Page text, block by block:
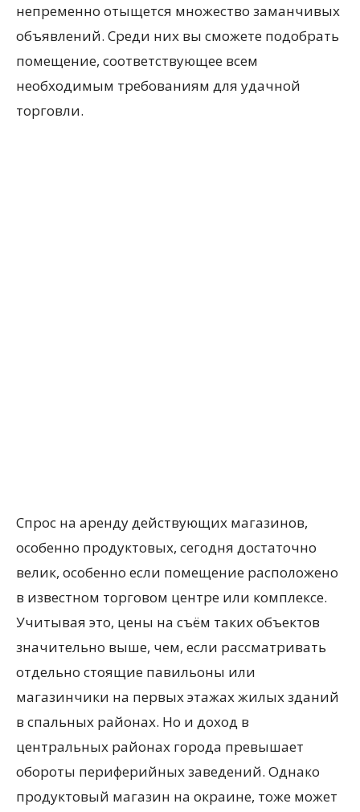
непременно отыщется множество заманчивых
объявлений. Среди них вы сможете подобрать
помещение, соответствующее всем
необходимым требованиям для удачной
торговли.
Спрос на аренду действующих магазинов,
особенно продуктовых, сегодня достаточно
велик, особенно если помещение расположено
в известном торговом центре или комплексе.
Учитывая это, цены на съём таких объектов
значительно выше, чем, если рассматривать
отдельно стоящие павильоны или
магазинчики на первых этажах жилых зданий
в спальных районах. Но и доход в
центральных районах города превышает
обороты периферийных заведений. Однако
продуктовый магазин на окраине, тоже может